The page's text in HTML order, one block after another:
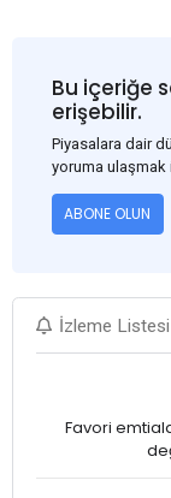
market.
CFR around
could not be
export of
Bu içeriğe
erişebilir.
Piyasalara dair
yoruma ulaşmak
ABONE OLUN
İzleme Listesi
Favori